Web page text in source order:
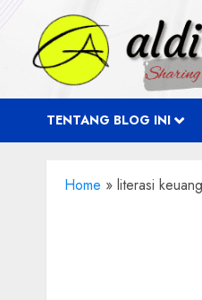
Skip
to
content
TENTANG BLOG INI
Home » literasi